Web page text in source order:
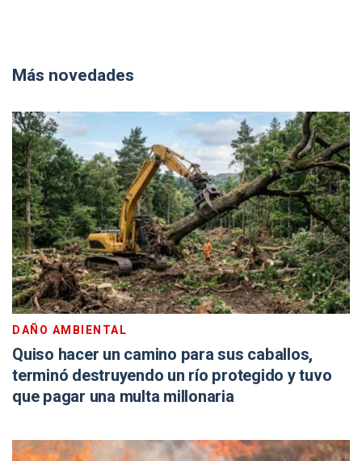
Más novedades
DAÑO AMBIENTAL
Quiso hacer un camino para sus caballos,
terminó destruyendo un río protegido y tuvo
que pagar una multa millonaria